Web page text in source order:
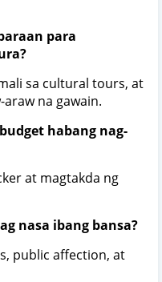
para
sa cultural tours, at
na gawain.
habang nag-
at magtakda ng
nasa ibang bansa?
public affection, at